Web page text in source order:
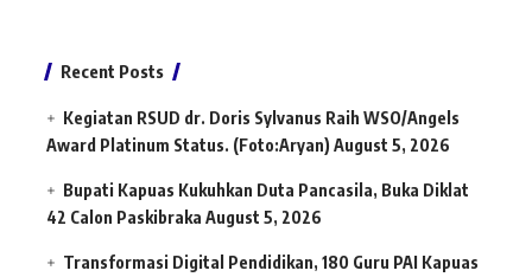
Recent Posts
Kegiatan RSUD dr. Doris Sylvanus Raih WSO/Angels
Award Platinum Status. (Foto:Aryan) August 5, 2026
Bupati Kapuas Kukuhkan Duta Pancasila, Buka Diklat
42 Calon Paskibraka August 5, 2026
Transformasi Digital Pendidikan, 180 Guru PAI Kapuas